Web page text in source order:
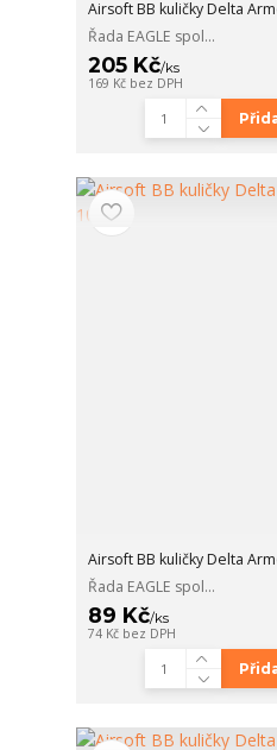
Airsoft BB kuličky Delta
Řada EAGLE spol...
205 Kč/ks
169 Kč bez DPH
Airsoft BB kuličky Delta
Řada EAGLE spol...
89 Kč/ks
74 Kč bez DPH